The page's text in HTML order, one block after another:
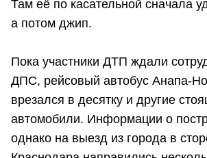
Там её по касательной сначала
а потом джип.
Пока участники ДТП ждали
ДПС, рейсовый автобус Анапа-
врезался в десятку и другие
автомобили. Информации о
однако на выезд из города в